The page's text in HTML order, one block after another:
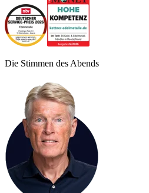
Die Stimmen des Abends